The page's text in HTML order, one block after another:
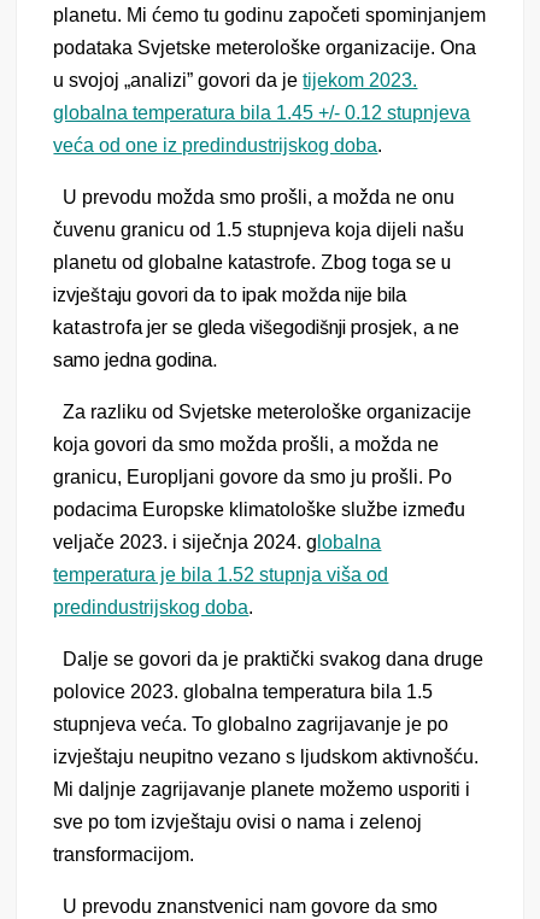
planetu. Mi ćemo tu godinu započeti spominjanjem
podataka Svjetske meterološke organizacije. Ona
u svojoj „analizi” govori da jetijekom 2023.
globalna temperatura bila 1.45 +/- 0.12 stupnjeva
veća od one iz predindustrijskog doba.
U prevodu možda smo prošli, a možda ne onu
čuvenu granicu od 1.5 stupnjeva koja dijeli našu
planetu od globalne katastrofe. Zbog toga se u
izvještaju govori da to ipak možda nije bila
katastrofa jer se gleda višegodišnji prosjek, a ne
samo jedna godina.
Za razliku od Svjetske meterološke organizacije
koja govori da smo možda prošli, a možda ne
granicu, Europljani govore da smo ju prošli. Po
podacima Europske klimatološke službe između
veljače 2023. i siječnja 2024. g lobalna
temperatura je bila 1.52 stupnja viša od
predindustrijskog doba.
Dalje se govori da je praktički svakog dana druge
polovice 2023. globalna temperatura bila 1.5
stupnjeva veća. To globalno zagrijavanje je po
izvještaju neupitno vezano s ljudskom aktivnošću.
Mi daljnje zagrijavanje planete možemo usporiti i
sve po tom izvještaju ovisi o nama i zelenoj
transformacijom.
U prevodu znanstvenici nam govore da smo